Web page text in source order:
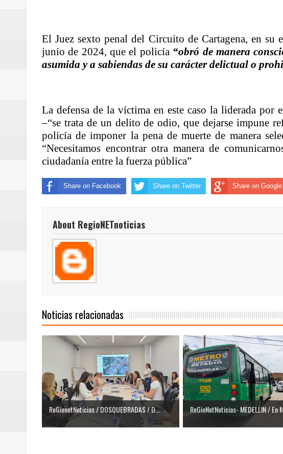
El Juez sexto penal del Circuito de Cartagena, en su
junio de 2024, que el policía “obró de manera
asumida y a sabiendas de su carácter delictual o
La defensa de la víctima en este caso la liderada por
–“se trata de un delito de odio, que dejarse impune
policía de imponer la pena de muerte de manera
“Necesitamos encontrar otra manera de
ciudadanía entre la fuerza pública”
Share on Facebook Share on Twitter Share on
About RegioNETnoticias
Noticias relacionadas
ReGionetNoticias / DOSQUEBRADAS / D... ReGioNetNoticias- MEDELLIN / En